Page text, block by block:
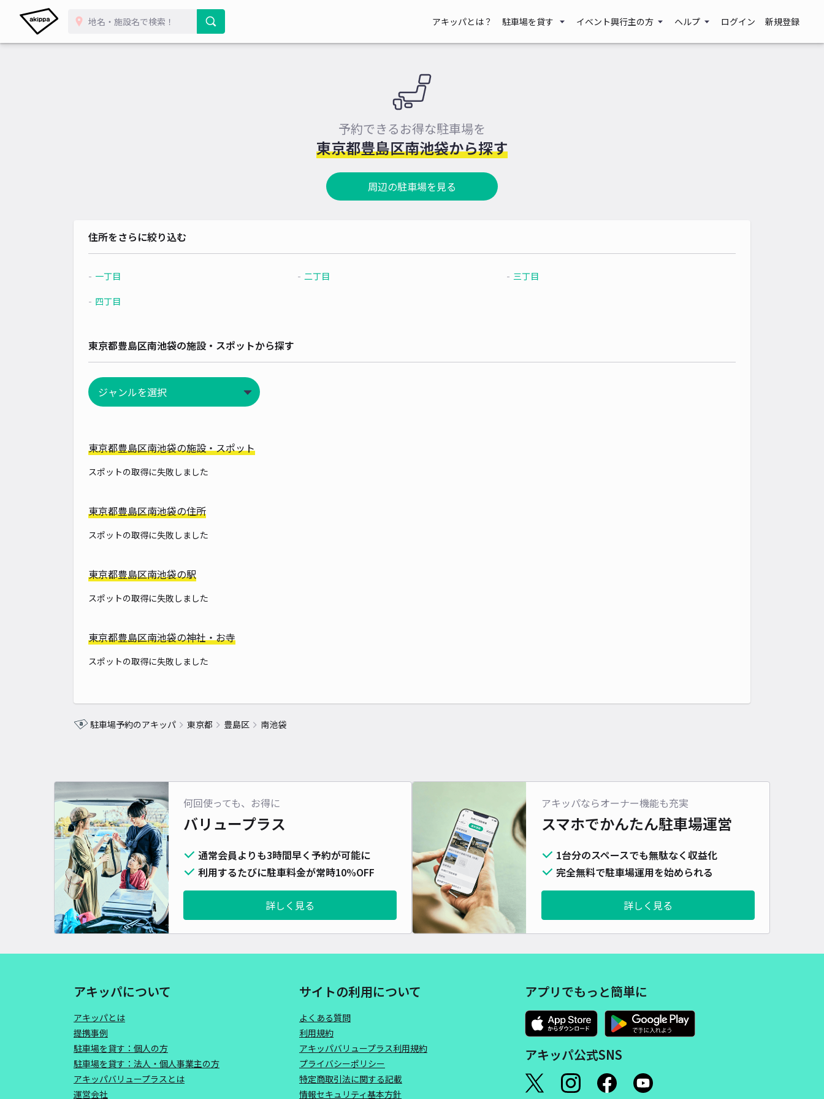
アキッパとは？ 駐車場を貸す イベント興行主の方 ヘルプ ログイン 新規登録
予約できるお得な駐車場を
東京都豊島区南池袋から探す
周辺の駐車場を見る
住所をさらに絞り込む
一丁目 二丁目 三丁目
四丁目
東京都豊島区南池袋の施設・スポットから探す
東京都豊島区南池袋の施設・スポット
スポットの取得に失敗しました
東京都豊島区南池袋の住所
スポットの取得に失敗しました
東京都豊島区南池袋の駅
スポットの取得に失敗しました
東京都豊島区南池袋の神社・お寺
スポットの取得に失敗しました
駐車場予約のアキッパ 東京都 豊島区 南池袋
何回使っても、お得に
バリュープラス
通常会員よりも3時間早く予約が可能に
利用するたびに駐車料金が常時10%OFF
詳しく見る
アキッパならオーナー機能も充実
スマホでかんたん駐車場運営
1台分のスペースでも無駄なく収益化
完全無料で駐車場運用を始められる
詳しく見る
アキッパについて
アキッパとは
提携事例
駐車場を貸す：個人の方
駐車場を貸す：法人・個人事業主の方
アキッパバリュープラスとは
運営会社
サイトの利用について
よくある質問
利用規約
アキッパバリュープラス利用規約
プライバシーポリシー
特定商取引法に関する記載
情報セキュリティ基本方針
アプリでもっと簡単に
アキッパ公式SNS